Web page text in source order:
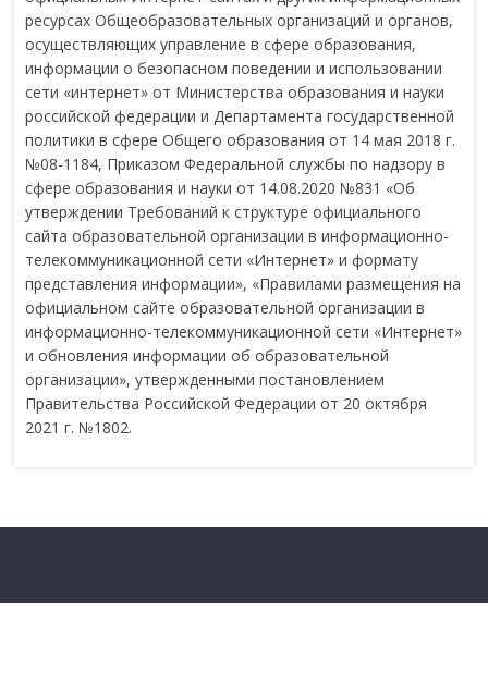
ресурсах Общеобразовательных организаций и органов,
осуществляющих управление в сфере образования,
информации о безопасном поведении и использовании
сети «интернет» от Министерства образования и науки
российской федерации и Департамента государственной
политики в сфере Общего образования от 14 мая 2018 г.
№08-1184, Приказом Федеральной службы по надзору в
сфере образования и науки от 14.08.2020 №831 «Об
утверждении Требований к структуре официального
сайта образовательной организации в информационно-
телекоммуникационной сети «Интернет» и формату
представления информации», «Правилами размещения на
официальном сайте образовательной организации в
информационно-телекоммуникационной сети «Интернет»
и обновления информации об образовательной
организации», утвержденными постановлением
Правительства Российской Федерации от 20 октября
2021 г. №1802.